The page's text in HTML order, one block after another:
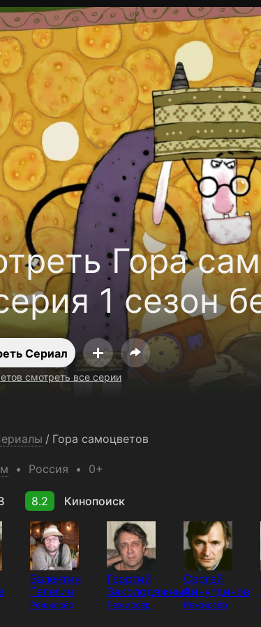
Гора
1 сезон
Сериал
смотреть все серии
/ Гора самоцветов
Россия 0+
8.2 Кинопоиск
Валентин
Телегин
Режиссёр
Георгий
Заколодяжный
Режиссёр
Сергей
Айнутдинов
Режиссёр
соглашение Политика
на ТВ Бесплатные каналы